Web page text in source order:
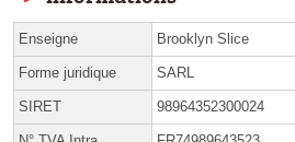
Enseigne Brooklyn Slice
Forme juridique SARL
SIRET 98964352300024